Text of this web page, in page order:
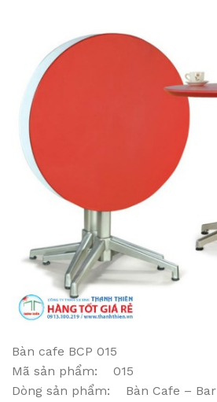
Bàn cafe BCP 015
Mã sản phẩm: 015
Dòng sản phẩm: Bàn Cafe – Bar